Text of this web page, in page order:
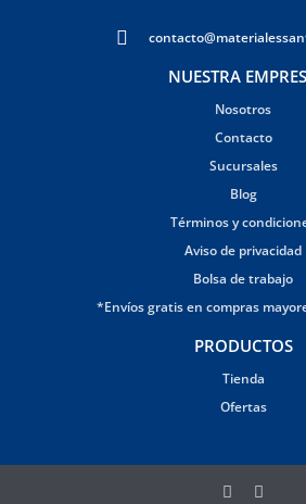
NUESTRA
Nosotros
Contacto
Sucursales
Blog
Términos y
Aviso de privacidad
Bolsa de trabajo
*Envíos gratis en compras
PRODUCTOS
Tienda
Ofertas